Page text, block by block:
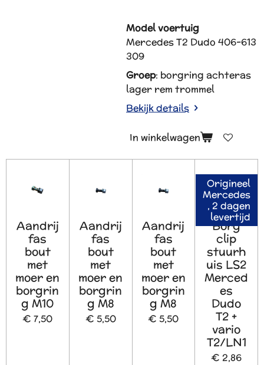
Model voertuig
Mercedes T2 Dudo 406-613
309
Groep: borgring achteras
lager rem trommel
Bekijk details
In winkelwagen
Aandrij
fas
bout
met
moer en
borgrin
g M10
€ 7,50
Aandrij
fas
bout
met
moer en
borgrin
g M8
€ 5,50
Aandrij
fas
bout
met
moer en
borgrin
g M8
€ 5,50
Origineel
Mercedes
, 2 dagen
levertijd
Borg
clip
stuurh
uis LS2
Merced
es
Dudo
T2 +
vario
T2/LN1
€ 2,86